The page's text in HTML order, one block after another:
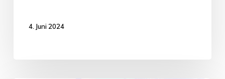
4. Juni 2024